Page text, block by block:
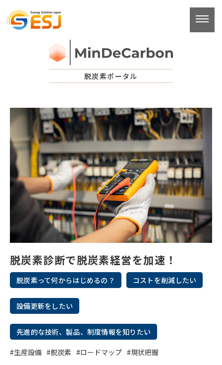
ン
ツ
へ
ッ
プ
脱炭素ポータル
脱炭素診断で脱炭素経営を加速！
脱炭素って何からはじめるの？ コストを削減したい
設備更新をしたい
先進的な技術、製品、制度情報を知りたい
#生産設備 #脱炭素 #ロードマップ #現状把握